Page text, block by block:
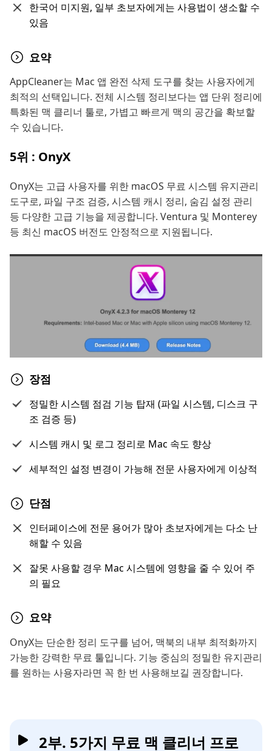
한국어 미지원, 일부 초보자에게는 사용법이 생소할 수
있음
요약
AppCleaner는 Mac 앱 완전 삭제 도구를 찾는 사용자에게
최적의 선택입니다. 전체 시스템 정리보다는 앱 단위 정리에
특화된 맥 클리너 툴로, 가볍고 빠르게 맥의 공간을 확보할
수 있습니다.
5위 : OnyX
OnyX는 고급 사용자를 위한 macOS 무료 시스템 유지관리
도구로, 파일 구조 검증, 시스템 캐시 정리, 숨김 설정 관리
등 다양한 고급 기능을 제공합니다. Ventura 및 Monterey
등 최신 macOS 버전도 안정적으로 지원됩니다.
장점
정밀한 시스템 점검 기능 탑재 (파일 시스템, 디스크 구
조 검증 등)
시스템 캐시 및 로그 정리로 Mac 속도 향상
세부적인 설정 변경이 가능해 전문 사용자에게 이상적
단점
인터페이스에 전문 용어가 많아 초보자에게는 다소 난
해할 수 있음
잘못 사용할 경우 Mac 시스템에 영향을 줄 수 있어 주
의 필요
요약
OnyX는 단순한 정리 도구를 넘어, 맥북의 내부 최적화까지
가능한 강력한 무료 툴입니다. 기능 중심의 정밀한 유지관리
를 원하는 사용자라면 꼭 한 번 사용해보길 권장합니다.
2부. 5가지 무료 맥 클리너 프로